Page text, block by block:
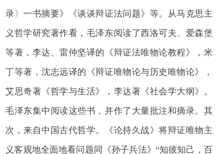
录〉一书摘要》《谈谈辩证法问题》等。从马克思主
义哲学研究著作看，毛泽东阅读了西洛可夫、爱森堡
等著，李达、雷仲坚译的《辩证法唯物论教程》，米
丁等著，沈志远译的《辩证唯物论与历史唯物论》，
艾思奇著《哲学与生活》，李达著《社会学大纲》。
毛泽东集中阅读这些书，并作了大量批注和摘录。其
次，来自中国古代哲学。《论持久战》将辩证唯物主
义客观地全面地看问题同《孙子兵法》“知彼知己，百